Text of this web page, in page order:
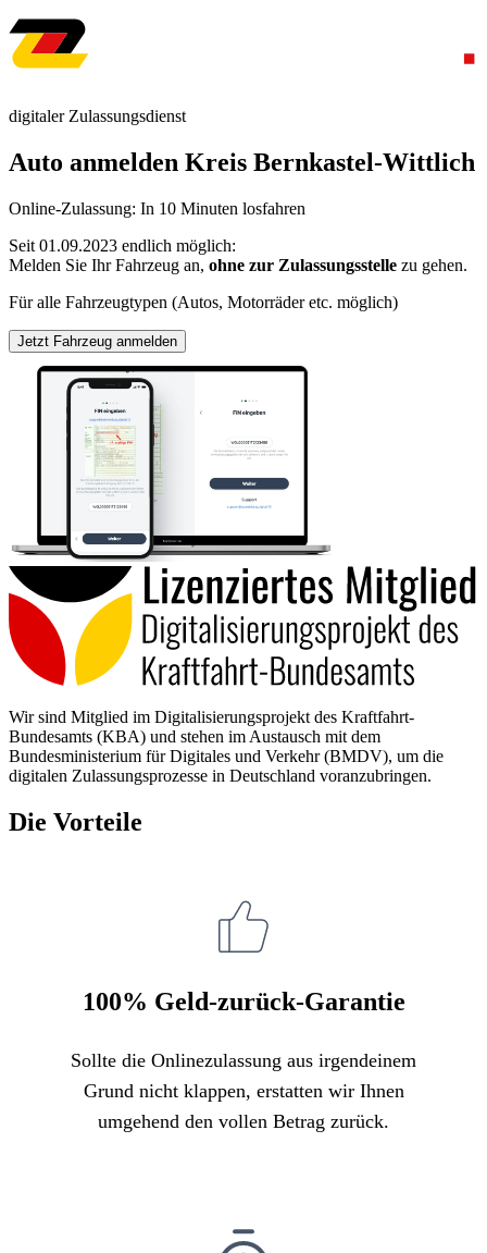
digitaler Zulassungsdienst
Auto anmelden Kreis Bernkastel-Wittlich
Online-Zulassung: In 10 Minuten losfahren
Seit 01.09.2023 endlich möglich:
Melden Sie Ihr Fahrzeug an, ohne zur Zulassungsstelle zu gehen.
Für alle Fahrzeugtypen (Autos, Motorräder etc. möglich)
Jetzt Fahrzeug anmelden
Wir sind Mitglied im Digitalisierungsprojekt des Kraftfahrt-
Bundesamts (KBA) und stehen im Austausch mit dem
Bundesministerium für Digitales und Verkehr (BMDV), um die
digitalen Zulassungsprozesse in Deutschland voranzubringen.
Die Vorteile
100% Geld-zurück-Garantie
Sollte die Onlinezulassung aus irgendeinem
Grund nicht klappen, erstatten wir Ihnen
umgehend den vollen Betrag zurück.